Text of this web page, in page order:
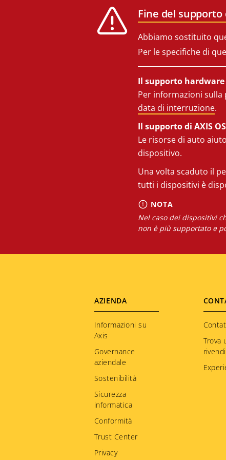
Fine del
Abbiamo sostituito
Per le specifiche di
Il supporto hardware
Per informazioni
data di interruzione.
Il supporto di AXIS
Le risorse di auto
dispositivo.
Una volta scaduto il
tutti i dispositivi è
NOTA
Nel caso dei dispositivi
non è più supportato e
Footer
menu
AZIENDA
Informazioni su
Axis
Governance
aziendale
Sostenibilità
Sicurezza
informatica
Conformità
Trust Center
Privacy
Trova